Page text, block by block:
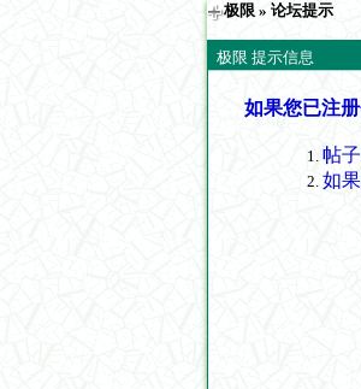
极限 » 论坛提示
极限 提示信息
如果您已注
帖
如